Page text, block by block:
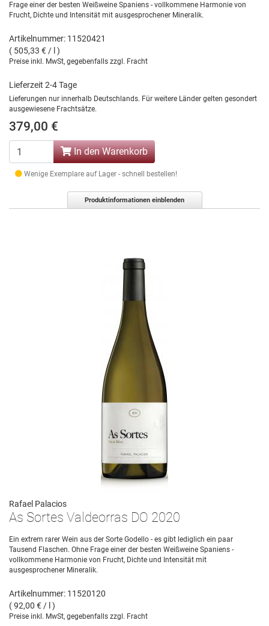
Frage einer der besten Weißweine Spaniens - vollkommene Harmonie von
Frucht, Dichte und Intensität mit ausgesprochener Mineralik.
Artikelnummer: 11520421
( 505,33 € / l )
Preise inkl. MwSt, gegebenfalls zzgl. Fracht
Lieferzeit 2-4 Tage
Lieferungen nur innerhalb Deutschlands. Für weitere Länder gelten gesondert
ausgewiesene Frachtsätze.
379,00 €
In den Warenkorb
Wenige Exemplare auf Lager - schnell bestellen!
Produktinformationen einblenden
Rafael Palacios
As Sortes Valdeorras DO 2020
Ein extrem rarer Wein aus der Sorte Godello - es gibt lediglich ein paar
Tausend Flaschen. Ohne Frage einer der besten Weißweine Spaniens -
vollkommene Harmonie von Frucht, Dichte und Intensität mit
ausgesprochener Mineralik.
Artikelnummer: 11520120
( 92,00 € / l )
Preise inkl. MwSt, gegebenfalls zzgl. Fracht